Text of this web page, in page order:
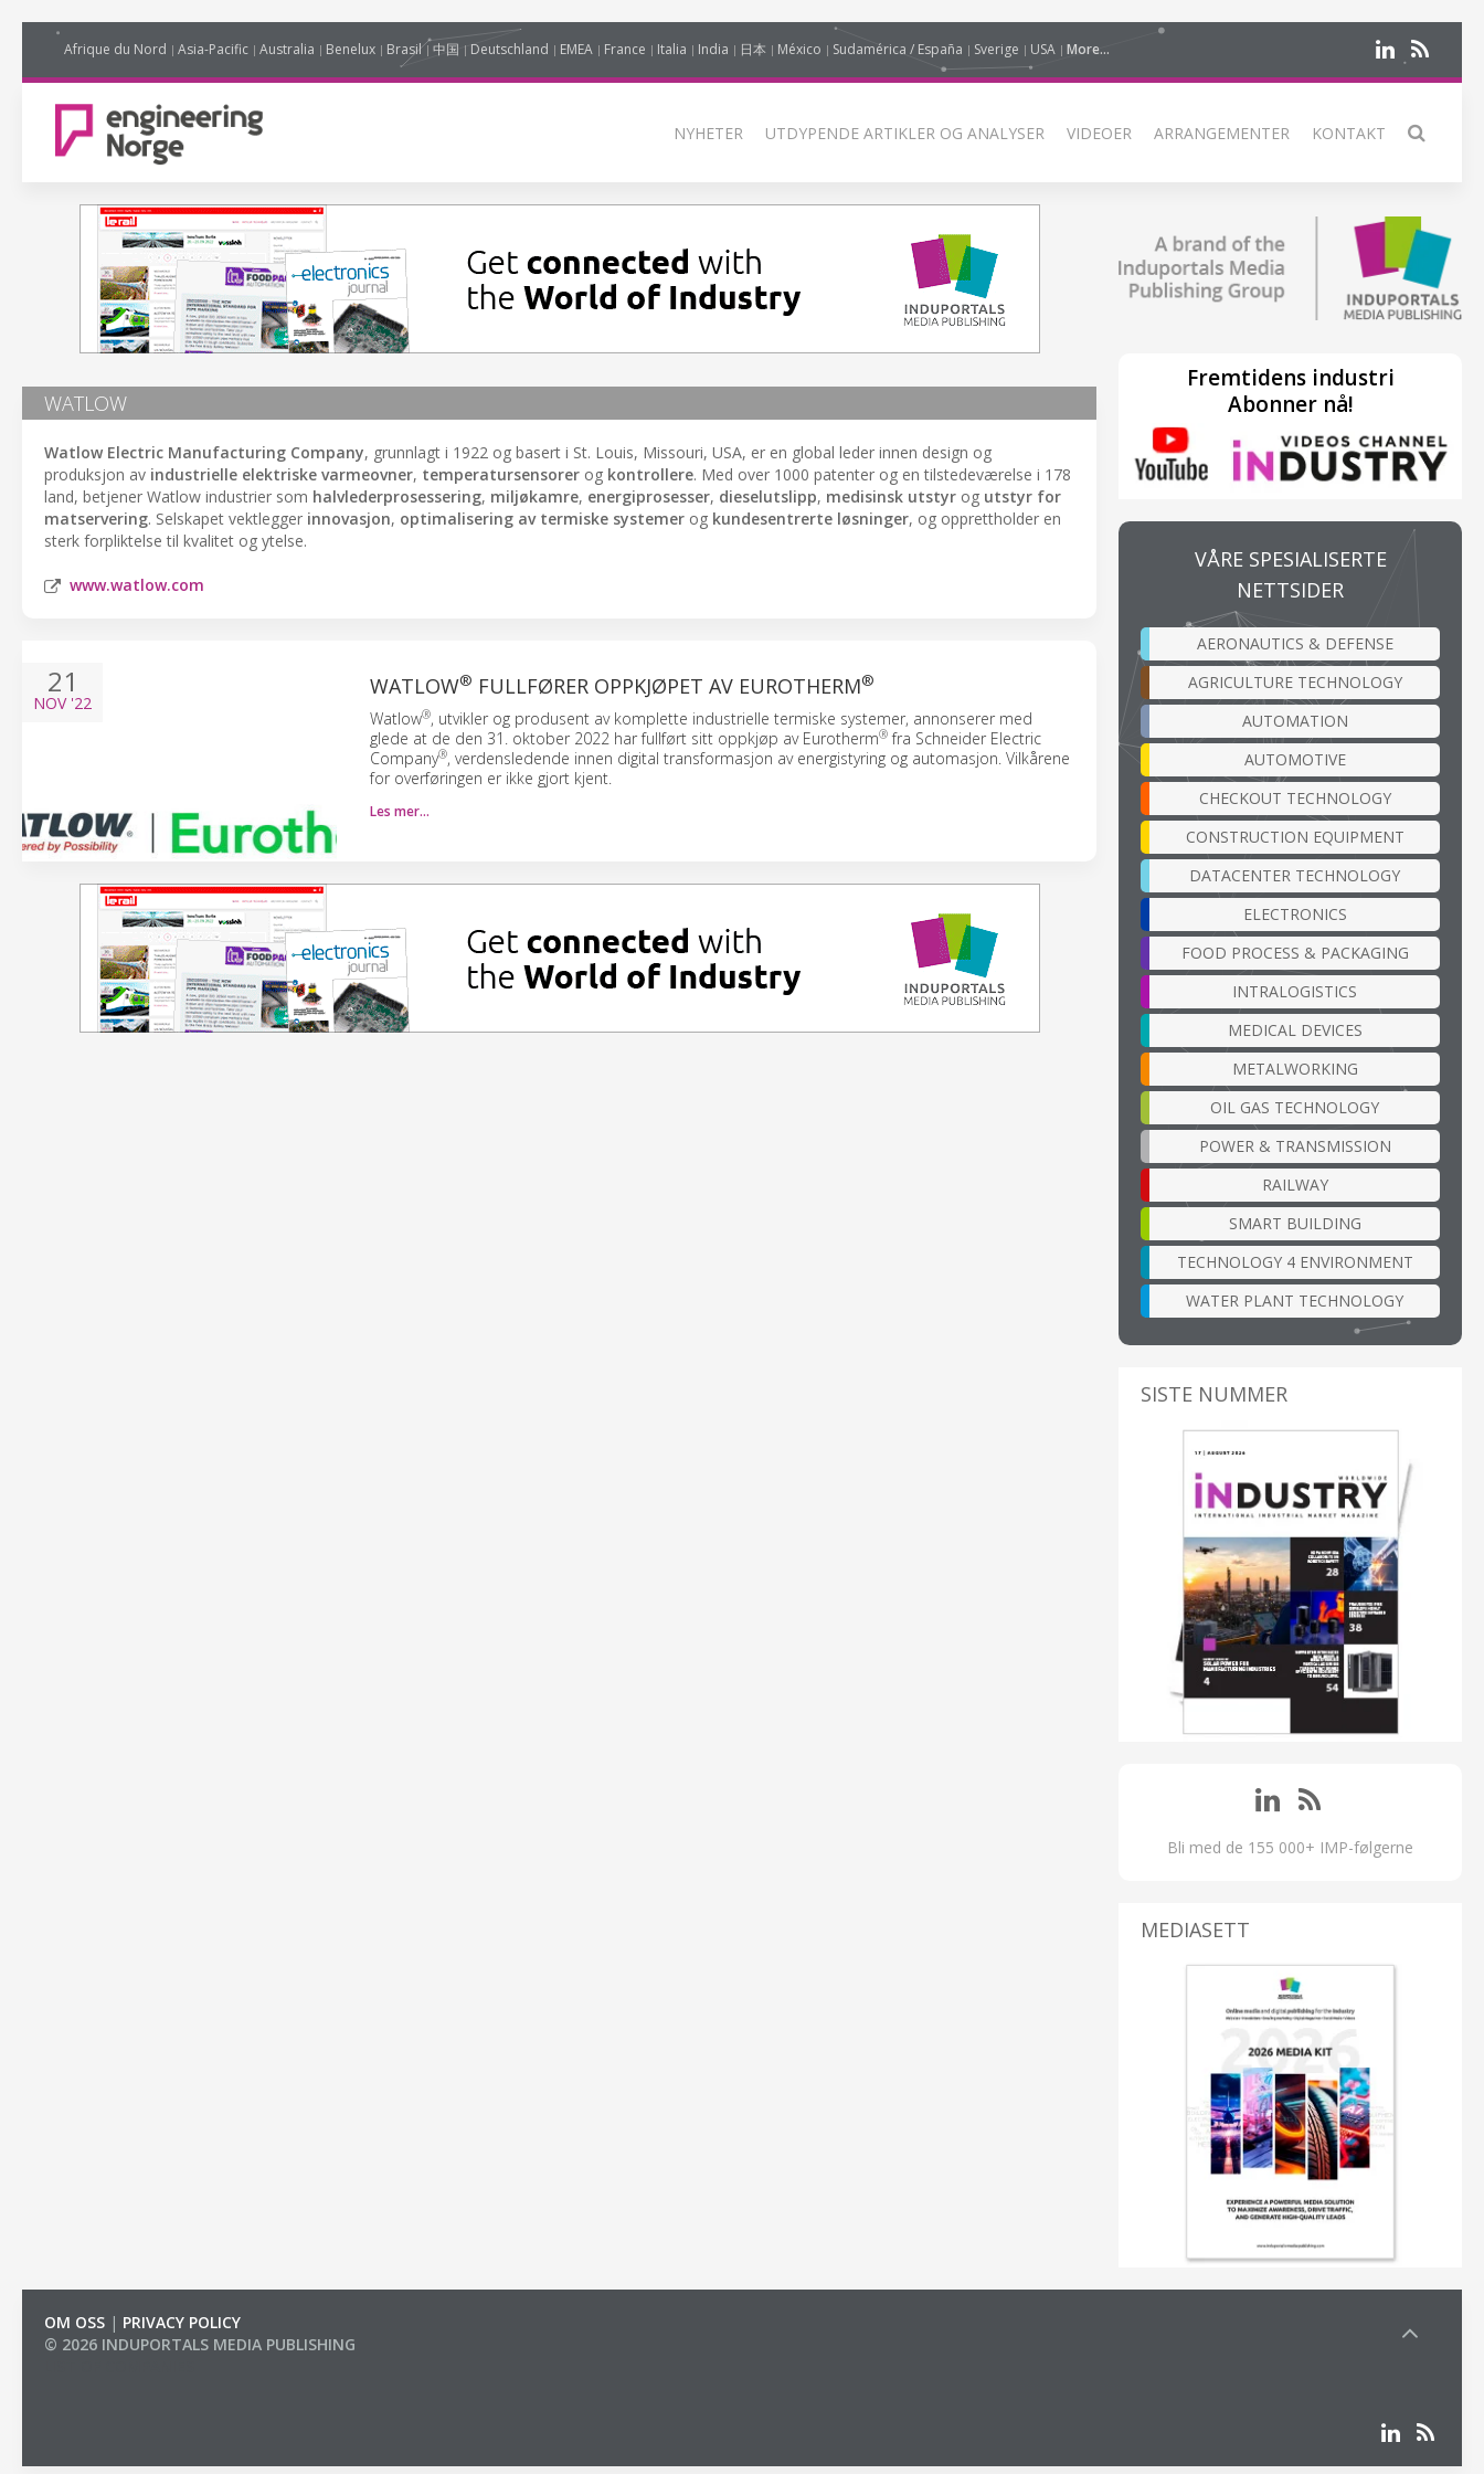
Afrique du Nord Asia-Pacific Australia Benelux Brasil 中国 Deutschland EMEA France Italia India 日本 México Sudamérica / España Sverige USA More...
NYHETER UTDYPENDE ARTIKLER OG ANALYSER VIDEOER ARRANGEMENTER KONTAKT
WATLOW
Watlow Electric Manufacturing Company, grunnlagt i 1922 og basert i St. Louis, Missouri, USA, er en global leder innen design og
produksjon av industrielle elektriske varmeovner, temperatursensorer og kontrollere. Med over 1000 patenter og en tilstedeværelse i 178
land, betjener Watlow industrier som halvlederprosessering, miljøkamre, energiprosesser, dieselutslipp, medisinsk utstyr og utstyr for
matservering. Selskapet vektlegger innovasjon, optimalisering av termiske systemer og kundesentrerte løsninger, og opprettholder en
sterk forpliktelse til kvalitet og ytelse.
www.watlow.com
21
NOV'22
WATLOW® FULLFØRER OPPKJØPET AV EUROTHERM®
Watlow®, utvikler og produsent av komplette industrielle termiske systemer, annonserer med
glede at de den 31. oktober 2022 har fullført sitt oppkjøp av Eurotherm®fra Schneider Electric
Company®, verdensledende innen digital transformasjon av energistyring og automasjon. Vilkårene
for overføringen er ikke gjort kjent.
Les mer…
Fremtidens industri
Abonner nå!
VÅRE SPESIALISERTE
NETTSIDER
AERONAUTICS & DEFENSE
AGRICULTURE TECHNOLOGY
AUTOMATION
AUTOMOTIVE
CHECKOUT TECHNOLOGY
CONSTRUCTION EQUIPMENT
DATACENTER TECHNOLOGY
ELECTRONICS
FOOD PROCESS & PACKAGING
INTRALOGISTICS
MEDICAL DEVICES
METALWORKING
OIL GAS TECHNOLOGY
POWER & TRANSMISSION
RAILWAY
SMART BUILDING
TECHNOLOGY 4 ENVIRONMENT
WATER PLANT TECHNOLOGY
SISTE NUMMER
Bli med de 155 000+ IMP-følgerne
MEDIASETT
OM OSS | PRIVACY POLICY
© 2026 INDUPORTALS MEDIA PUBLISHING